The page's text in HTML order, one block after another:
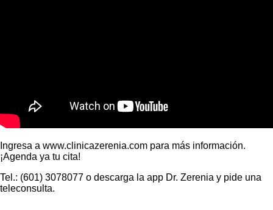
Ingresa a www.clinicazerenia.com para más información.
¡Agenda ya tu cita!
Tel.: (601) 3078077 o descarga la app Dr. Zerenia y pide una
teleconsulta.